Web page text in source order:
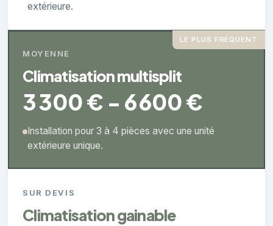
extérieure.
LE PLUS FRÉQUENT
MOYENNE
Climatisation multisplit
3 300 € - 6 600 €
Installation pour 3 à 4 pièces avec une unité
extérieure unique.
SUR DEVIS
Climatisation gainable